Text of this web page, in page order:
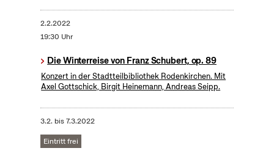
2.2.2022
19:30 Uhr
Die Winterreise von Franz Schubert, op. 89
Konzert in der Stadtteilbibliothek Rodenkirchen. Mit
Axel Gottschick, Birgit Heinemann, Andreas Seipp.
3.2. bis7.3.2022
Eintritt frei